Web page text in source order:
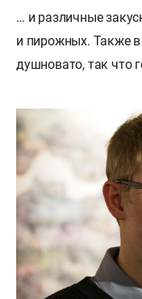
… и различные
и пирожных. Также
душновато, так что